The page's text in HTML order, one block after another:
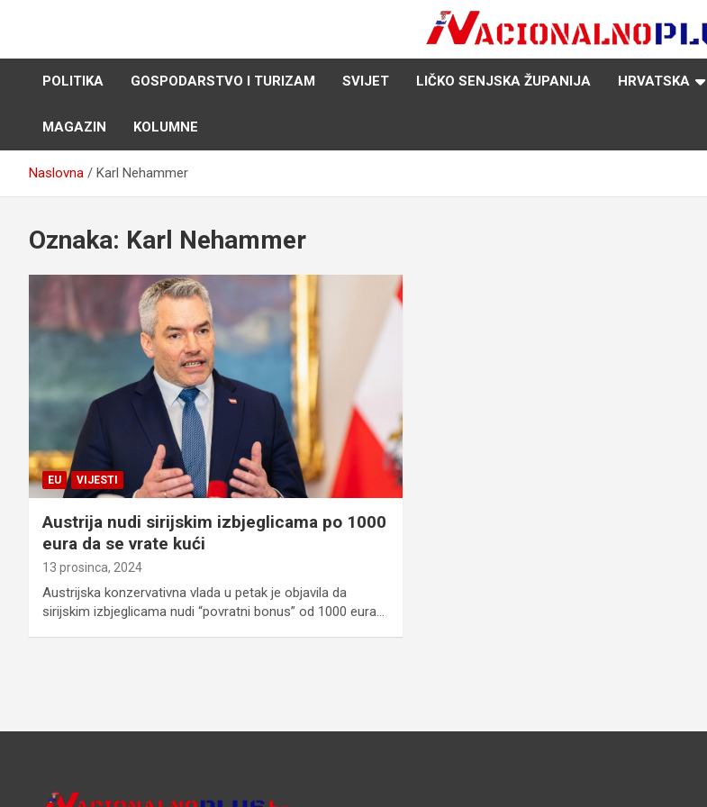
NacionalnoPlus.hr
Nacija želi znati više
POLITIKA
GOSPODARSTVO I TURIZAM SVIJET LIČKO SENJSKA ŽUPANIJA HRVATSKA
MAGAZIN KOLUMNE
Naslovna Karl Nehammer
Oznaka: Karl Nehammer
EU VIJESTI
Austrija nudi sirijskim izbjeglicama po 1000
eura da se vrate kući
13 prosinca, 2024
Austrijska konzervativna vlada u petak je objavila da
sirijskim izbjeglicama nudi “povratni bonus” od 1000 eura…